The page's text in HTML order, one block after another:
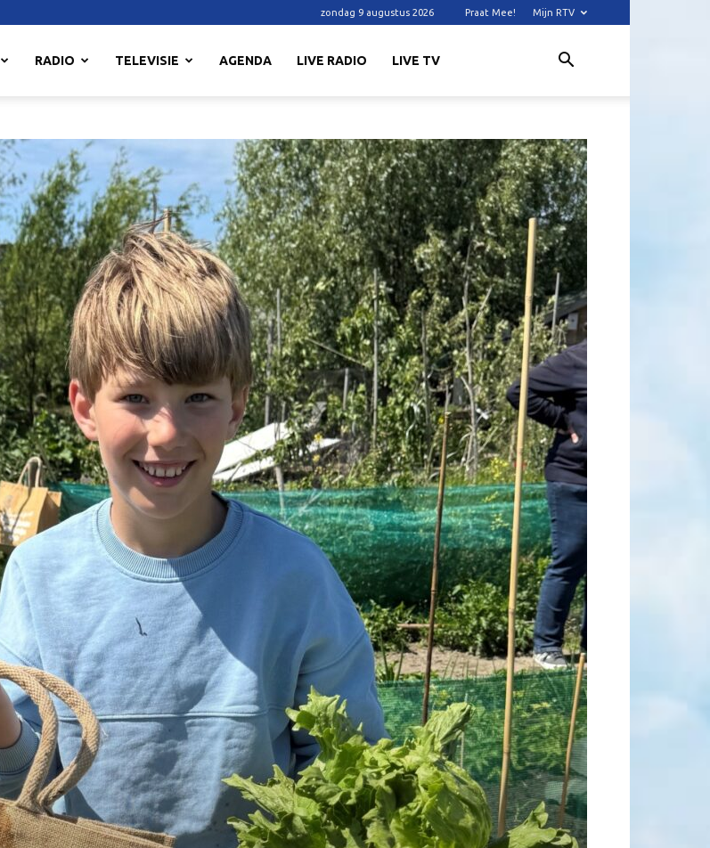
zondag 9 augustus 2026 Praat Mee! Mijn RTV
RADIO TELEVISIE AGENDA LIVE RADIO LIVE TV